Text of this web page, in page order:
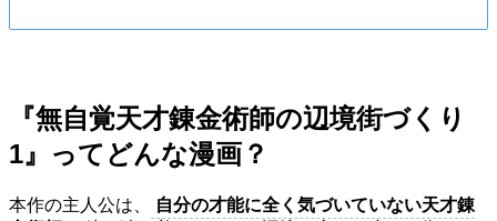
『無自覚天才錬金術師の辺境街づくり
1』ってどんな漫画？
本作の主人公は、
自分の才能に全く気づいていない天才錬